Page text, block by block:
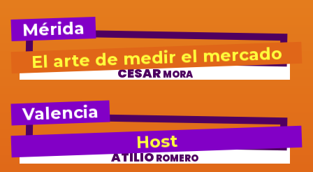
Mérida
El arte de medir el mercado
CÉSARMORA
Valencia
Host
ATILIOROMERO